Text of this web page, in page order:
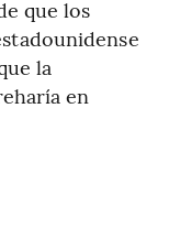
que los
la
en